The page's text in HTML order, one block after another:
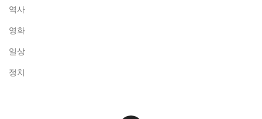
역사
영화
일상
정치